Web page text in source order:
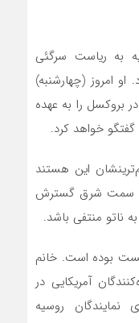
به ریاست سرگئی
او امروز (چهارشنبه)
بروکسل را به عهده
خواهد کرد.
این هستند
به سمت شرق گسترش
ناتو منتفی باشد.
بوده است. خانم
آمریکایی در
نمایندگان روسیه